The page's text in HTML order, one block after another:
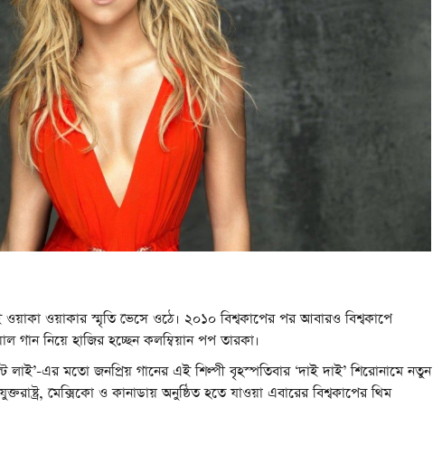
ওয়াকার স্মৃতি ভেসে ওঠে। ২০১০ বিশ্বকাপের পর আবারও বিশ্বকাপে
নিয়ে হাজির হচ্ছেন কলম্বিয়ান পপ তারকা।
লাই’-এর মতো জনপ্রিয় গানের এই শিল্পী বৃহস্পতিবার ‘দাই দাই’ শিরোনামে নতুন
মেক্সিকো ও কানাডায় অনুষ্ঠিত হতে যাওয়া এবারের বিশ্বকাপের থিম